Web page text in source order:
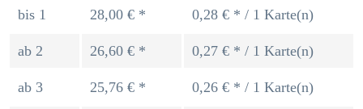
bis 1 28,00 € * 0,28 € * / 1 Karte(n)
ab 2 26,60 € * 0,27 € * / 1 Karte(n)
ab 3 25,76 € * 0,26 € * / 1 Karte(n)